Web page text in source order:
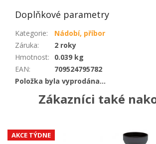
Doplňkové parametry
Kategorie:
Nádobí, příbor
Záruka:
2 roky
Hmotnost:
0.039 kg
EAN:
709524795782
Položka byla vyprodána…
Zákazníci také
AKCE TÝDNE